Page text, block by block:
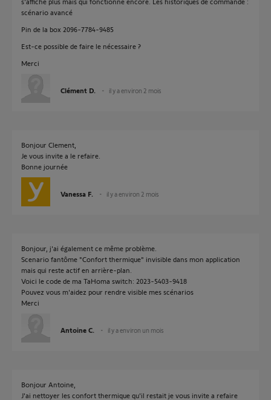
scénario avancé
Pin de la box 2096-7784-9485
Est-ce possible de faire le nécessaire ?
Merci
Clément D. il y a environ 2 mois
Bonjour Clement,
Je vous invite a le refaire.
Bonne journée
Vanessa F. il y a environ 2 mois
Bonjour, j'ai également ce même problème.
Scenario fantôme "Confort thermique" invisible dans mon application
mais qui reste actif en arrière-plan.
Voici le code de ma TaHoma switch: 2023-5403-9418
Pouvez vous m'aidez pour rendre visible mes scénarios
Merci
Antoine C. il y a environ un mois
Bonjour Antoine,
J'ai nettoyer les confort thermique qu'il restait je vous invite a refaire